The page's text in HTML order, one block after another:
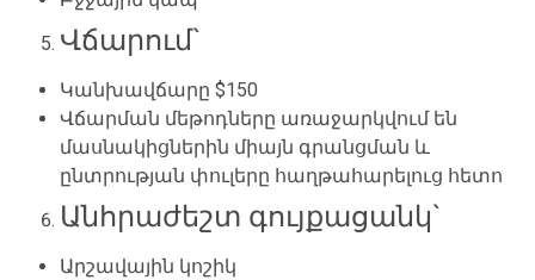
Վճարում`
Կանխավճարը $150
Վճարման մեթոդները առաջարկվում են
մասնակիցներին միայն գրանցման և
ընտրության փուլերը հաղթահարելուց հետո
Անհրաժեշտ գույքացանկ`
Արշավային կոշիկ